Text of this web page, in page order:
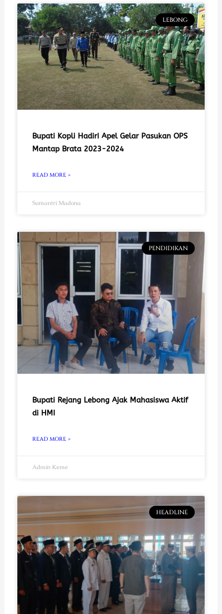
LEBONG
Bupati Kopli Hadiri Apel Gelar Pasukan OPS
Mantap Brata 2023-2024
READ MORE »
Sumantri Madona
PENDIDIKAN
Bupati Rejang Lebong Ajak Mahasiswa Aktif
di HMI
READ MORE »
Admin Keme
HEADLINE